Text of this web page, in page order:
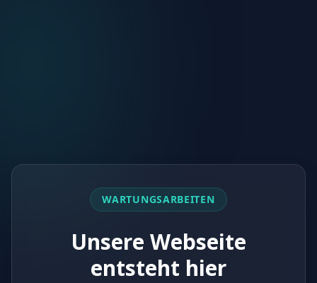
WARTUNGSARBEITEN
Unsere Webseite
entsteht hier